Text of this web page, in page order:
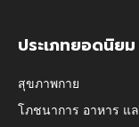
ประเภทยอดนิยม
สุขภาพกาย
โภชนาการ อาหาร แ